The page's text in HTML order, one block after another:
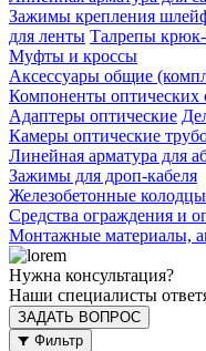
Зажимы крепления
для ленты Талрепы
Муфты и кроссы
Аксессуары общие
Компоненты оптических
Адаптеры оптические
Камеры оптические
Линейная арматура для
Зажимы для дроп-кабеля
Железобетонные колодцы
Средства ограждения и
Монтажные материалы,
Нужна консультация?
Наши специалисты
ЗАДАТЬ ВОПРОС
Фильтр